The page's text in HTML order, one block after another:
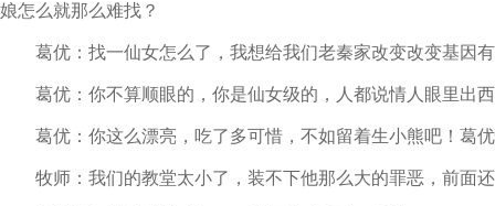
娘怎么就那么难找？
葛优：找一仙女怎么了，我想给我们老秦家改变改变基因
葛优：你不算顺眼的，你是仙女级的，人都说情人眼里出
葛优：你这么漂亮，吃了多可惜，不如留着生小熊吧！葛
牧师：我们的教堂太小了，装不下他那么大的罪恶，前面